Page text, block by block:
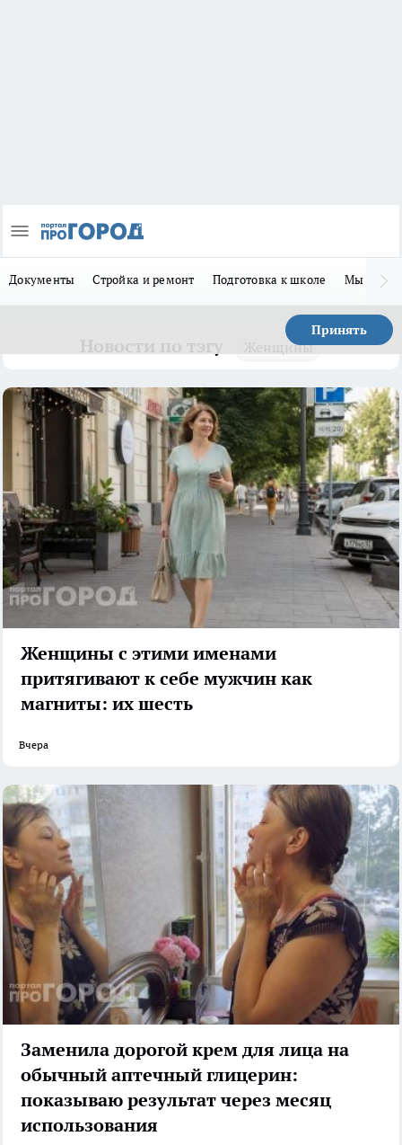
Документы Стройка и ремонт Подготовка к школе Мы в MAX
Принять
Женщины
Женщины с этими именами
притягивают к себе мужчин как
магниты: их шесть
Вчера
Заменила дорогой крем для лица на
обычный аптечный глицерин:
показываю результат через месяц
использования